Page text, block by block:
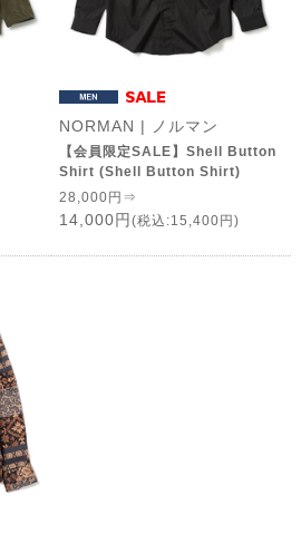
NORMAN | ノルマン
【会員限定SALE】Shell Button
Shirt (Shell Button Shirt)
28,000円⇒
14,000円 (税込:15,400円)